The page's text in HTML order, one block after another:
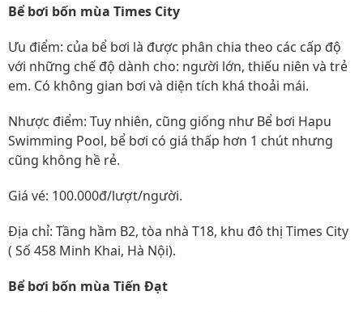
Bể bơi bốn mùa Times City
Ưu điểm: của bể bơi là được phân chia theo các cấp độ
với những chế độ dành cho: người lớn, thiếu niên và trẻ
em. Có không gian bơi và diện tích khá thoải mái.
Nhược điểm: Tuy nhiên, cũng giống như Bể bơi Hapu
Swimming Pool, bể bơi có giá thấp hơn 1 chút nhưng
cũng không hề rẻ.
Giá vé: 100.000đ/lượt/người.
Địa chỉ: Tầng hầm B2, tòa nhà T18, khu đô thị Times City
( Số 458 Minh Khai, Hà Nội).
Bể bơi bốn mùa Tiến Đạt